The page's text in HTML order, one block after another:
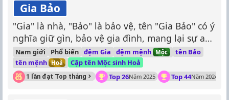
Gia Bảo
"Gia" là nhà, "Bảo" là bảo vệ, tên "Gia Bảo" có ý
nghĩa giữ gìn, bảo vệ gia đình, mang lại sự an
toàn.
Nam giới Phổ biến đệm Gia đệm mệnh Mộc
tên Bảo
tên mệnh Hoả Cặp tên Mộc sinh Hoả
1 lần đạt Top tháng Top 26Năm 2025 Top 44Năm 2024